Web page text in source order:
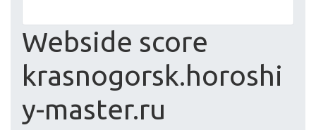
Webside score
krasnogorsk.horoshi
y-master.ru